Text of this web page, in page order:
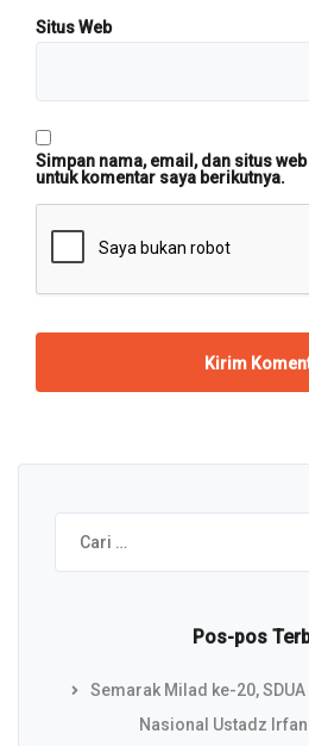
Situs Web
Simpan nama, email, dan situs
untuk komentar saya berikutnya.
Cari
untuk:
Pos-pos
Semarak Milad ke-20,
Nasional Ustadz